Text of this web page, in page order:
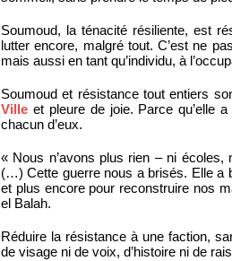
Soumoud, la ténacité résiliente, est
lutter encore, malgré tout. C’est ne
mais aussi en tant qu’individu, à
Soumoud et résistance tout entiers
Ville et pleure de joie. Parce qu’elle
chacun d’eux.
« Nous n’avons plus rien – ni
(…) Cette guerre nous a brisés. Elle a
et plus encore pour reconstruire nos
el Balah.
Réduire la résistance à une faction,
de visage ni de voix, d’histoire ni de